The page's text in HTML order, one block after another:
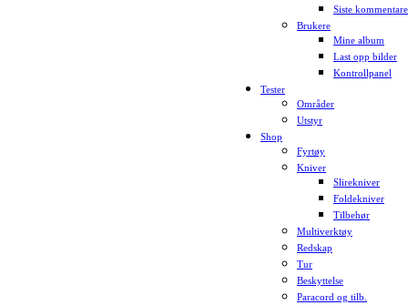
Siste
Brukere
Mine album
Last opp bilder
Kontrollpanel
Tester
Områder
Utstyr
Shop
Fyrtøy
Kniver
Slirekniver
Foldekniver
Tilbehør
Multiverktøy
Redskap
Tur
Beskyttelse
Paracord og tilb.